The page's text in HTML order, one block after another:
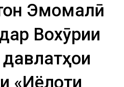
Эмомалӣ
Вохӯрии
«Иёлоти